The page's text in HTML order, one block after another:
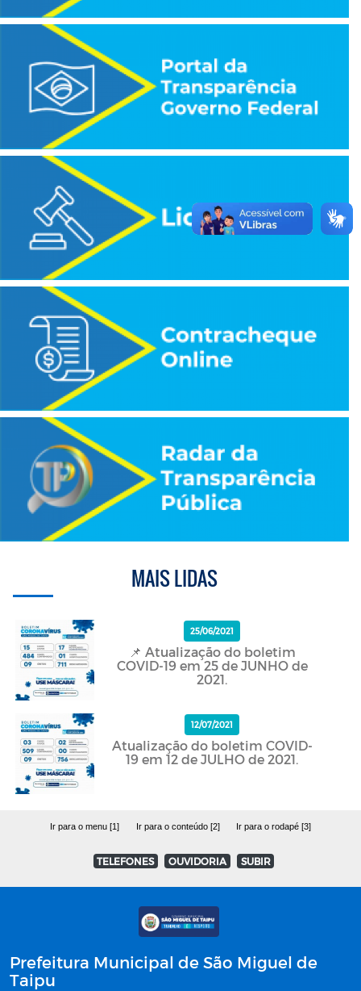
MAIS LIDAS
25/06/2021
📌 Atualização do boletim
COVID-19 em 25 de JUNHO de
2021.
12/07/2021
Atualização do boletim COVID-
19 em 12 de JULHO de 2021.
Ir para o menu [1] Ir para o conteúdo [2] Ir para o rodapé [3]
TELEFONES OUVIDORIA SUBIR
Prefeitura Municipal de São Miguel de
Taipu